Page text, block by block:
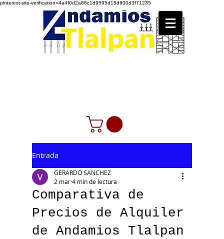
pinterest-site-verification=4a4f0d2a88c1d9595d15d600d3f71235
Entrada
Comparativa de
Precios de Alquiler
de Andamios Tlalpan
GERARDO SANCHEZ
2 mar4 min de lectura